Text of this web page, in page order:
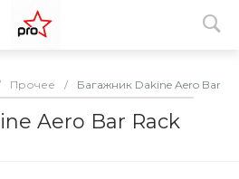
Прочее / Багажник Dakine Aero Bar
Aero Bar Rack